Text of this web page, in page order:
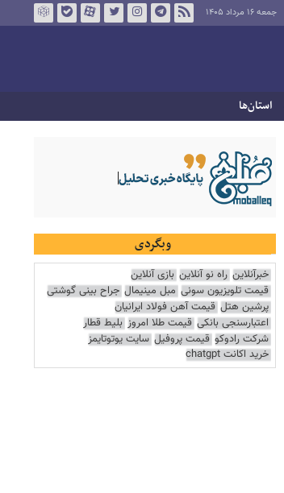
جمعه ۱۶ مرداد ۱۴۰۵
استان‌ها
وبگردی
خبرآنلاین راه نو آنلاین بازی آنلاین
قیمت تلویزیون سونی مبل مینیمال جراح بینی گوشتی
پرشین هتل قیمت آهن فولاد ایرانیان
اعتبارسنجی بانکی قیمت طلا امروز بلیط قطار
شرکت رادوکو قیمت پروفیل سایت یوتوتایمز
خرید اکانت chatgpt